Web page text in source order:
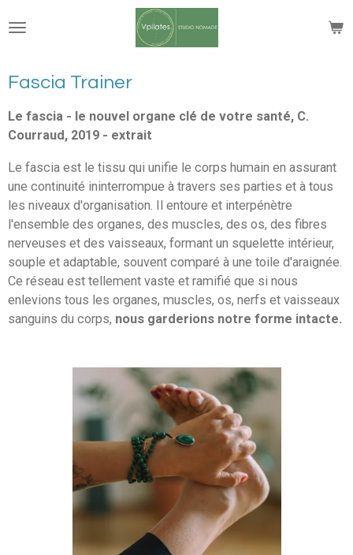
au
principal
Fascia Trainer
Le fascia - le nouvel organe clé de votre santé, C.
Courraud, 2019 - extrait
Le fascia est le tissu qui unifie le corps humain en assurant
une continuité ininterrompue à travers ses parties et à tous
les niveaux d'organisation. Il entoure et interpénètre
l'ensemble des organes, des muscles, des os, des fibres
nerveuses et des vaisseaux, formant un squelette intérieur,
souple et adaptable, souvent comparé à une toile d'araignée.
Ce réseau est tellement vaste et ramifié que si nous
enlevions tous les organes, muscles, os, nerfs et vaisseaux
sanguins du corps, nous garderions notre forme intacte.